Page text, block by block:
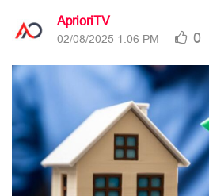
AprioriTV
02/08/2025 1:06 PM 0